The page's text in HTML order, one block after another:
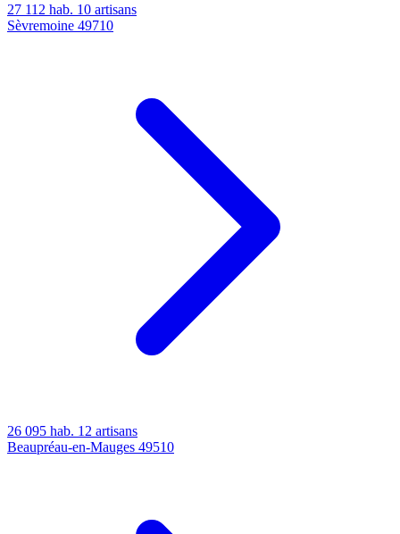
27 112 hab. 10 artisans
Sèvremoine 49710
26 095 hab. 12 artisans
Beaupréau-en-Mauges 49510